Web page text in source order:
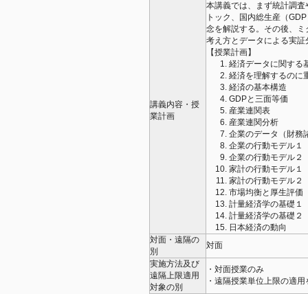
講義内容・授
業計画
本講義では、まず統計調
トック、国内総生産（
念を解説する。その後、
考え方とデータによる実
【授業計画】
経済データに関する
経済を理解するのに
経済の基本構造
GDPと三面等価
産業連関表
産業連関分析
企業のデータ（財務
企業の行動モデル１
企業の行動モデル２
家計の行動モデル１
家計の行動モデル２
市場均衡と厚生評価
計量経済学の基礎１
計量経済学の基礎２
日本経済の動向
対面・遠隔の
別
対面
実施方法及び
遠隔上限適用
対象の別
・対面授業のみ
・遠隔授業単位上限の適